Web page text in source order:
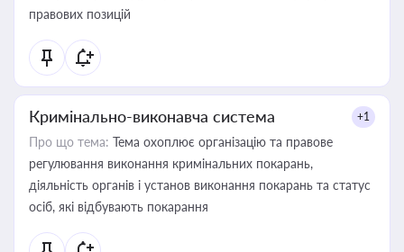
правових позицій
Кримінально-виконавча система +1
Про що тема: Тема охоплює організацію та правове
регулювання виконання кримінальних покарань,
діяльність органів і установ виконання покарань та статус
осіб, які відбувають покарання